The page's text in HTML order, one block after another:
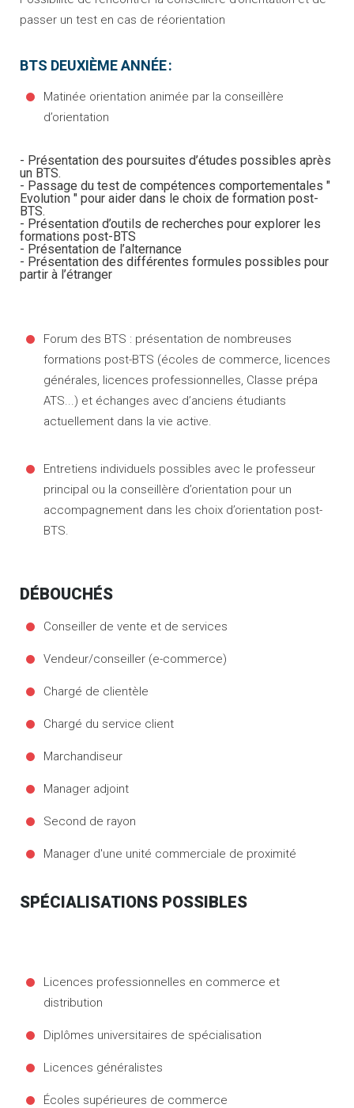
passer un test en cas de réorientation
BTS DEUXIÈME ANNÉE :
Matinée orientation animée par la conseillère
d’orientation
- Présentation des poursuites d’études possibles après
un BTS.
- Passage du test de compétences comportementales "
Evolution " pour aider dans le choix de formation post-
BTS.
- Présentation d’outils de recherches pour explorer les
formations post-BTS
- Présentation de l’alternance
- Présentation des différentes formules possibles pour
partir à l’étranger
Forum des BTS : présentation de nombreuses
formations post-BTS (écoles de commerce, licences
générales, licences professionnelles, Classe prépa
ATS...) et échanges avec d’anciens étudiants
actuellement dans la vie active.
Entretiens individuels possibles avec le professeur
principal ou la conseillère d’orientation pour un
accompagnement dans les choix d’orientation post-
BTS.
DÉBOUCHÉS
Conseiller de vente et de services
Vendeur/conseiller (e-commerce)
Chargé de clientèle
Chargé du service client
Marchandiseur
Manager adjoint
Second de rayon
Manager d'une unité commerciale de proximité
SPÉCIALISATIONS POSSIBLES
Licences professionnelles en commerce et
distribution
Diplômes universitaires de spécialisation
Licences généralistes
Écoles supérieures de commerce